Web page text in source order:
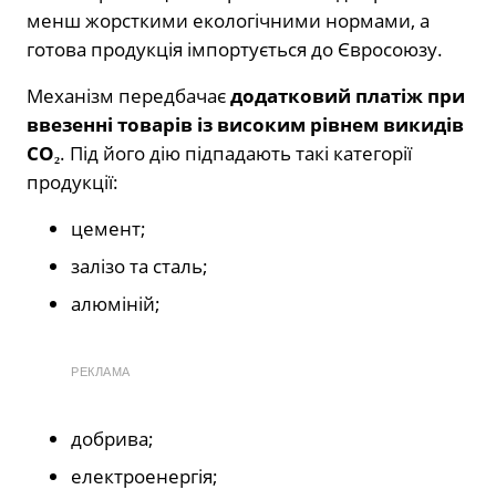
менш жорсткими екологічними нормами, а
готова продукція імпортується до Євросоюзу.
Механізм передбачаєдодатковий платіж при
ввезенні товарів із високим рівнем викидів
CO₂. Під його дію підпадають такі категорії
продукції:
цемент;
залізо та сталь;
алюміній;
РЕКЛАМА
добрива;
електроенергія;